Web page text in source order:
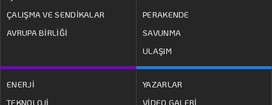
ÇALIŞMA VE SENDİKALAR
AVRUPA BİRLİĞİ
PERAKENDE
SAVUNMA
ULAŞIM
ENERJİ
TEKNOLOJİ
YAZARLAR
VİDEO GALERİ